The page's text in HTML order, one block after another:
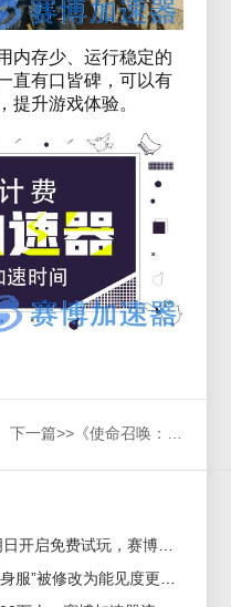
内存少、运行稳定的
直有口皆碑，可以有
提升游戏体验。
下一篇>>《使命召唤：战区2》将有突破性创新，赛博加速器带来最新揭晓